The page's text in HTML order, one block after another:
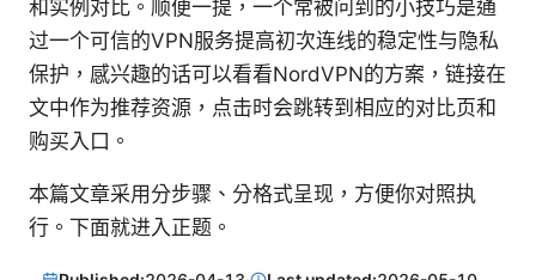
和实例对比。顺便一提，一个常被问到的小技巧是通
过一个可信的VPN服务提高初次连线的稳定性与隐私
保护，感兴趣的话可以看看NordVPN的方案，链接在
文中作为推荐资源，点击时会跳转到相应的对比页和
购买入口。
本篇文章采用分步骤、分格式呈现，方便你对照执
行。下面就进入正题。